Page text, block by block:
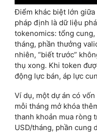
Điểm khác biệt lớn
pháp định là dữ liệu
tokenomics: tổng
tháng, phần thưởng
nhiên, “biết trước”
thụ xong. Khi token
động lực bán, áp lực
Ví dụ, một dự án có
mỗi tháng mở khóa
thanh khoản mua ròng
USD/tháng, phần cung